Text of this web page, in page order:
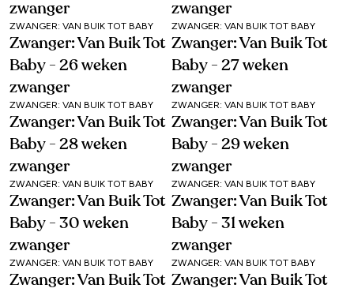
zwanger
zwanger
ZWANGER: VAN BUIK TOT BABY
Zwanger: Van Buik Tot
Baby - 26 weken
zwanger
ZWANGER: VAN BUIK TOT BABY
Zwanger: Van Buik Tot
Baby - 27 weken
zwanger
ZWANGER: VAN BUIK TOT BABY
Zwanger: Van Buik Tot
Baby - 28 weken
zwanger
ZWANGER: VAN BUIK TOT BABY
Zwanger: Van Buik Tot
Baby - 29 weken
zwanger
ZWANGER: VAN BUIK TOT BABY
Zwanger: Van Buik Tot
Baby - 30 weken
zwanger
ZWANGER: VAN BUIK TOT BABY
Zwanger: Van Buik Tot
Baby - 31 weken
zwanger
ZWANGER: VAN BUIK TOT BABY
Zwanger: Van Buik Tot
ZWANGER: VAN BUIK TOT BABY
Zwanger: Van Buik Tot